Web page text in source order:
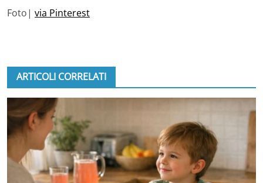
Foto| via Pinterest
ARTICOLI CORRELATI